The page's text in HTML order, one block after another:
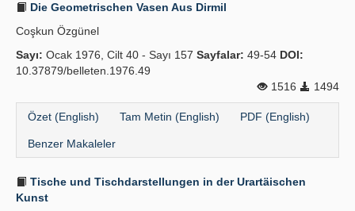
İletişim
Die Geometrischen Vasen Aus Dirmil
Coşkun Özgünel
Sayı: Ocak 1976, Cilt 40 - Sayı 157 Sayfalar: 49-54 DOI:
10.37879/belleten.1976.49
1516
1494
Özet (English) Tam Metin (English) PDF (English)
Benzer Makaleler
Tische und Tischdarstellungen in der Urartäischen
Kunst